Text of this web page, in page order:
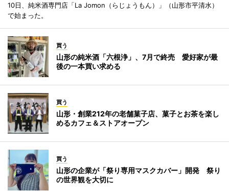
10日、純米酒専門店「La Jomon（らじょうもん）」（山形市平清水）
で始まった。
買う
山形の純米酒「六根浄」、7月で終売 愛好家が最
後の一本買い求める
買う
山形・創業212年の老舗菓子店、菓子とお茶を楽し
めるカフェ＆ストアオープン
買う
山形の企業が「祭り専用マスクカバー」開発 祭り
の世界観を大切に